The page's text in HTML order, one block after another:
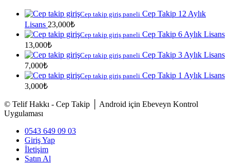
Cep takip giriş paneli Cep Takip 12 Aylık
Lisans 23,000₺
Cep takip giriş paneli Cep Takip 6 Aylık Lisans
13,000₺
Cep takip giriş paneli Cep Takip 3 Aylık Lisans
7,000₺
Cep takip giriş paneli Cep Takip 1 Aylık Lisans
3,000₺
© Telif Hakkı - Cep Takip │ Android için Ebeveyn Kontrol
Uygulaması
0543 649 09 03
Giriş Yap
İletişim
Satın Al